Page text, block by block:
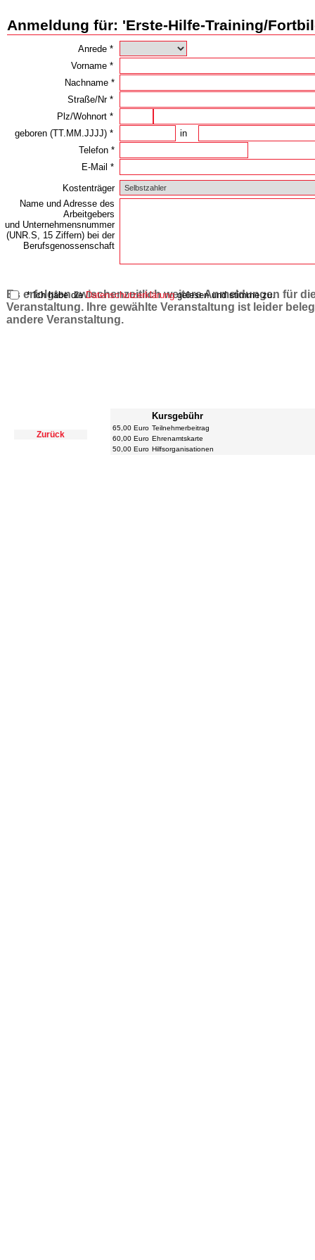
Anmeldung für: 'Erste-Hilfe-Training/
Anrede *
Vorname *
Nachname *
Straße/Nr *
Plz/Wohnort *
E-Mail *
geboren (TT.MM.JJJJ) *
Kostenträger
Telefon *
Name und Adresse des
Arbeitgebers
und Unternehmensnummer
(UNR.S, 15 Ziffern) bei der
Berufsgenossenschaft
Zurück
Es erfolgten zwischenzeitlich weitere Anmeldungen für
Veranstaltung. Ihre gewählte Veranstaltung ist leider
andere Veranstaltung.
* Ich habe dieDatenschutzerklärunggelesen und stimme zu.
Kursgebühr
65,00 Euro Teilnehmerbeitrag
60,00 Euro Ehrenamtskarte
50,00 Euro Hilfsorganisationen
in